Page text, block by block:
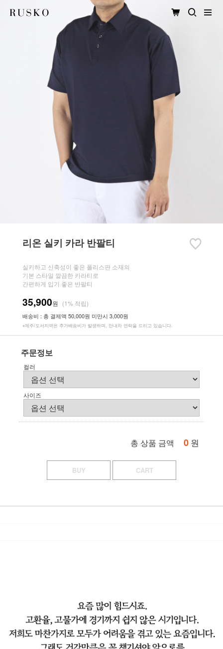
리온 실키 카라 반팔티
실키하고 신축성이 좋은 폴리스판 소재의
기본 스타일 깔끔한 카라티로
간편하게 입기 좋은 반팔티
35,900원 (1% 적립)
배송비 : 총 결제액 50,000원 미만시 3,000원
※제주/도서지역은 추가배송비가 발생하며, 안내차 연락을 드리고 있습니다.
주문정보
컬러
사이즈
총 상품 금액 0 원
BUY CART